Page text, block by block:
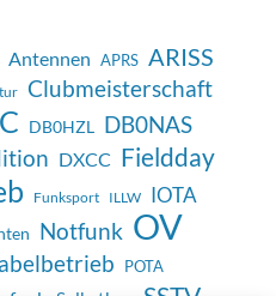
Antennen APRS ARISS
Clubmeisterschaft
DB0HZL DB0NAS
DXCC Fieldday
Funksport ILLW IOTA
Notfunk OV
POTA